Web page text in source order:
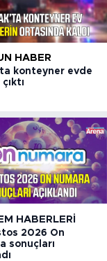
HABER
konteyner evde
HABERLERI
2026 On
sonuçları